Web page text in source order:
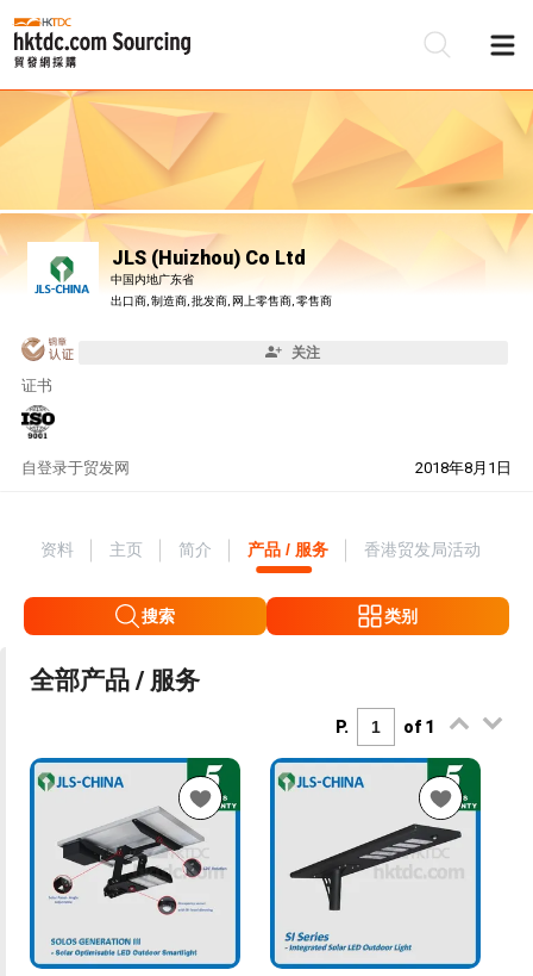
JLS (Huizhou) Co Ltd
中国内地广东省
出口商, 制造商, 批发商, 网上零售商, 零售商
关注
证书
自 2018年8月1日
登录于贸发网
资料 主页 简介 产品 / 服务 香港贸发局活动
搜索 类别
全部产品 / 服务
P. of 1